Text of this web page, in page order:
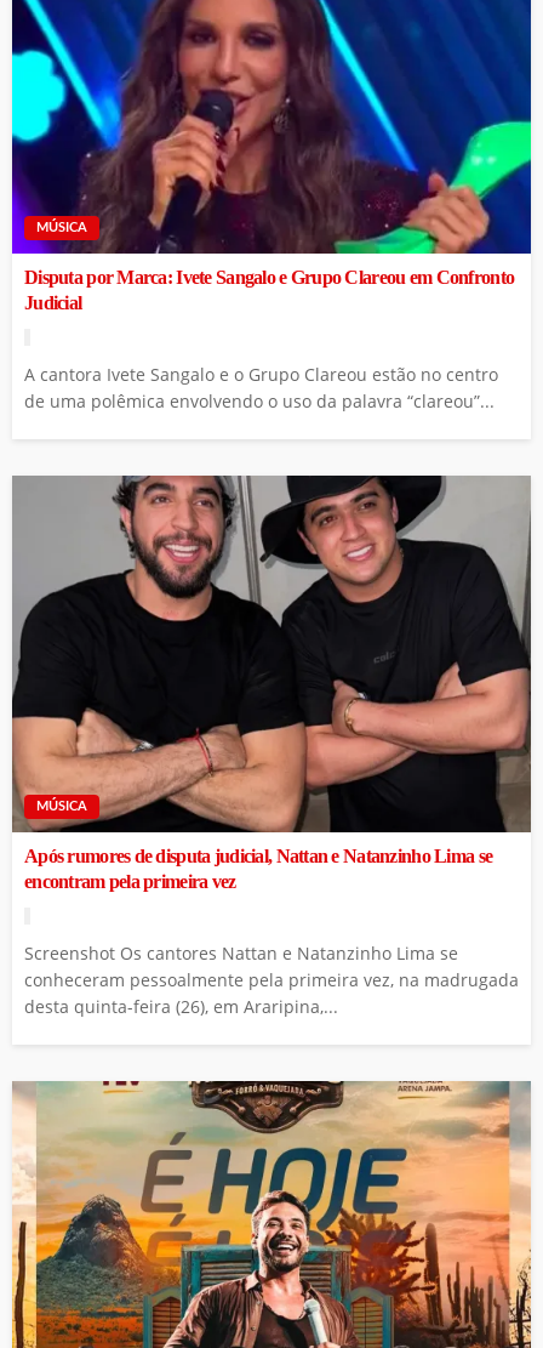
MÚSICA
Disputa por Marca: Ivete Sangalo e Grupo Clareou em Confronto
Judicial
A cantora Ivete Sangalo e o Grupo Clareou estão no centro
de uma polêmica envolvendo o uso da palavra “clareou”...
MÚSICA
Após rumores de disputa judicial, Nattan e Natanzinho Lima se
encontram pela primeira vez
Screenshot Os cantores Nattan e Natanzinho Lima se
conheceram pessoalmente pela primeira vez, na madrugada
desta quinta-feira (26), em Araripina,...